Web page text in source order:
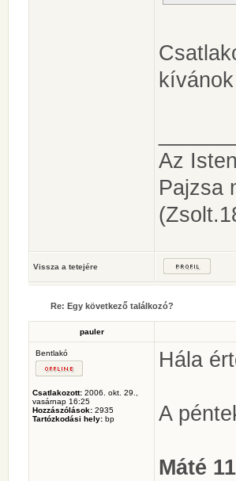
Az
Pajzsa
Vissza a tetejére
Re: Egy következő találkozó?
pauler
Bentlakó
Csatlakozott: 2006. okt. 29.,
vasárnap 16:25
Hozzászólások: 2935
Tartózkodási hely: bp
Hála
A
Máté